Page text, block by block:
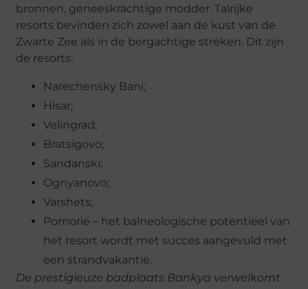
bronnen, geneeskrachtige modder. Talrijke
resorts bevinden zich zowel aan de kust van de
Zwarte Zee als in de bergachtige streken. Dit zijn
de resorts:
Narechensky Bani;
Hisar;
Velingrad;
Bratsigovo;
Sandanski;
Ognyanovo;
Varshets;
Pomorie – het balneologische potentieel van
het resort wordt met succes aangevuld met
een strandvakantie.
De prestigieuze badplaats Bankya verwelkomt